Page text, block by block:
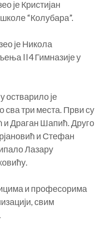
је Кристијан
“Колубара”.
је Никола
II4 Гимназије у
остварило је
сва три места. Први су
и Драган Шапић. Друго
и Стефан
Лазару
и професорима
свим